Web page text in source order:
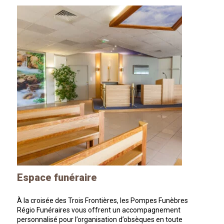
Espace funéraire
À la croisée des Trois Frontières, les Pompes Funèbres
Régio Funéraires vous offrent un accompagnement
personnalisé pour l’organisation d’obsèques en toute